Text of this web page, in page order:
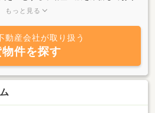
新しい生活をスタートさせるお客様、
様のニーズに沿った物件を必ずお探し
すよ。また、お部屋やお家を「貸した
も、おまかせ下さい。みなさんにとっ
ルパーになれるよう、一生懸命がんば
もっと見る
動産会社が取り扱う
件を探す